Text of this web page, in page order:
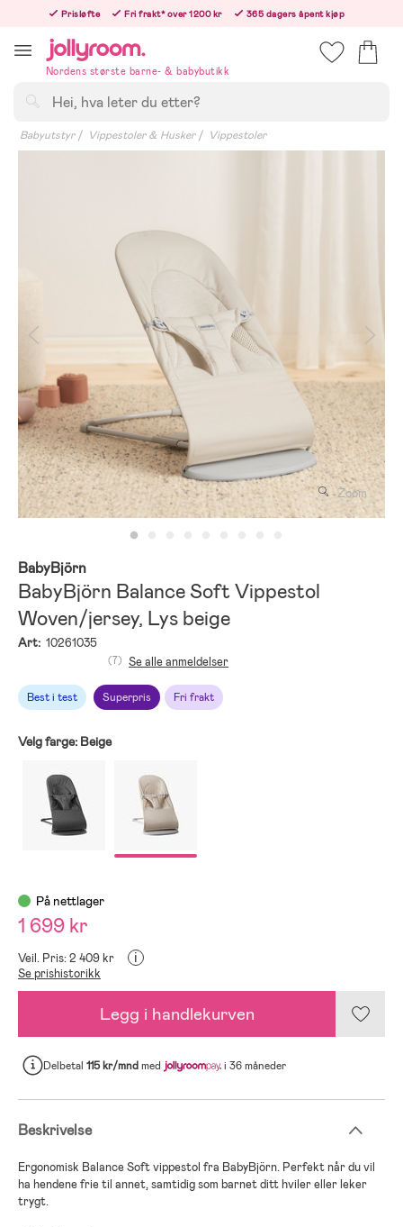
innehållet
Prisløfte Fri frakt* over 1200 kr
365 dagers åpent kjøp
Nordens største barne- & babybutikk
Babyutstyr Vippestoler & Husker Vippestoler
Zoom
BabyBjörn
BabyBjörn Balance Soft Vippestol
Woven/jersey, Lys beige
Art: 10261035
Best i test Superpris Fri frakt
(7) Se alle anmeldelser
Velg farge: Beige
På nettlager
1 699 kr
Veil. Pris: 2 409 kr i
Se prishistorikk
Legg i handlekurven
Delbetal 115 kr/mndmed i 36 måneder
Beskrivelse
Ergonomisk Balance Soft vippestol fra BabyBjörn. Perfekt når du vil
ha hendene frie til annet, samtidig som barnet ditt hviler eller leker
trygt.